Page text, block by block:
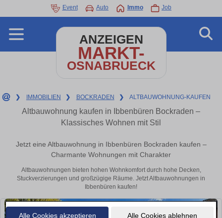
Alle Cookies akzeptieren Alle Cookies ablehnen
Event Auto Immo Job
ANZEIGEN
MARKT-
OSNABRUECK
❯ IMMOBILIEN ❯ BOCKRADEN ❯ ALTBAUWOHNUNG-KAUFEN
Altbauwohnung kaufen in Ibbenbüren Bockraden –
Klassisches Wohnen mit Stil
Jetzt eine Altbauwohnung in Ibbenbüren Bockraden kaufen –
Charmante Wohnungen mit Charakter
Altbauwohnungen bieten hohen Wohnkomfort durch hohe Decken,
Stuckverzierungen und großzügige Räume. Jetzt Altbauwohnungen in
Ibbenbüren kaufen!